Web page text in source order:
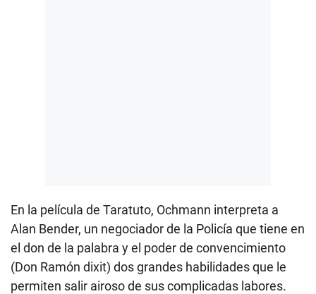
En la película de Taratuto, Ochmann interpreta a
Alan Bender, un negociador de la Policía que tiene en
el don de la palabra y el poder de convencimiento
(Don Ramón dixit) dos grandes habilidades que le
permiten salir airoso de sus complicadas labores.